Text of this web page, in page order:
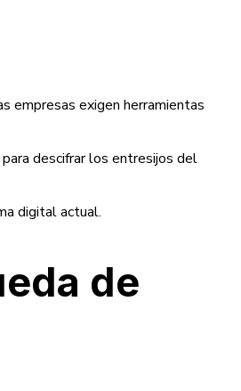
empresas exigen herramientas
descifrar los entresijos del
digital actual.
de